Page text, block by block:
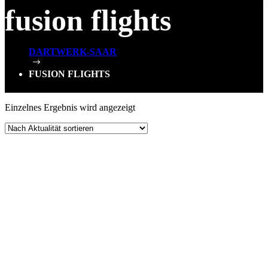
fusion flights
DARTWERK-SAAR
$
FUSION FLIGHTS
Einzelnes Ergebnis wird angezeigt